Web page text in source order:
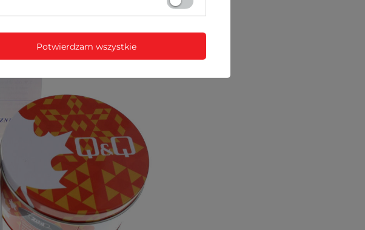
Potwierdzam wszystkie